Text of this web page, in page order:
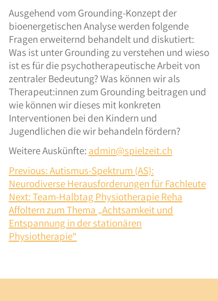
Beratung
Autismus-Spektrum
Integration
Zusammenarbeit
Kosten
Fachpersonen
Beratung
Supervision
Kosten
Über uns
Ausgehend vom Grounding-Konzept der
bioenergetischen Analyse werden folgende
Fragen erweiternd behandelt und diskutiert:
Was ist unter Grounding zu verstehen und wieso
ist es für die psychotherapeutische Arbeit von
zentraler Bedeutung? Was können wir als
Therapeut:innen zum Grounding beitragen und
wie können wir dieses mit konkreten
Interventionen bei den Kindern und
Jugendlichen die wir behandeln fördern?
Weitere Auskünfte: admin@spielzeit.ch
BEITRAGSNAVIGATION
Previous:Autismus-Spektrum (AS):
Neurodiverse Herausforderungen für Fachleute
Next:Team-Halbtag Physiotherapie Reha
Affoltern zum Thema „Achtsamkeit und
Entspannung in der stationären
Physiotherapie“